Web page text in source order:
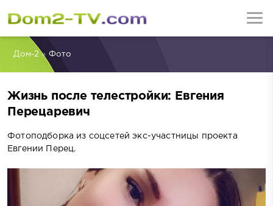
Дом-2» Фото
Жизнь после телестройки: Евгения
Перецаревич
Фотоподборка из соцсетей экс-участницы проекта
Евгении Перец.